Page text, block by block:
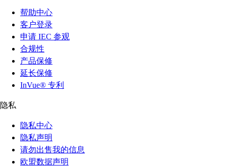
帮助中心
客户登录
申请 IEC 参观
合规性
产品保修
延长保修
InVue® 专利
隐私
隐私中心
隐私声明
请勿出售我的信息
欧盟数据声明